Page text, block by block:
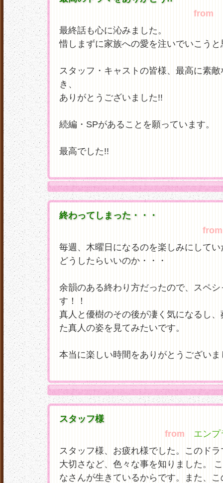
from
最終話も心に沁みました。
惜しまずに家族への愛を注いでいこう
スタッフ・キャストの皆様、最高に素
き、
ありがとうございました!!
続編・SPがあることを願っています。
最高でした!!
終わってしまった・・・
from
毎週、木曜日になるのを楽しみにして
どうしたらいいのか・・・
余韻のある終わり方だったので、スペ
す！！
真人と優樹のその後が凄く気になるし
た真人の姿を見てみたいです。
本当に楽しい時間をありがとうございま
スタッフ様
from エンプ
スタッフ様、お疲れ様でした。このド
大切さなど、色々な事を知りました。
なさんが生きているからです。また、